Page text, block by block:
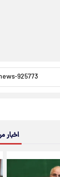
اخبار